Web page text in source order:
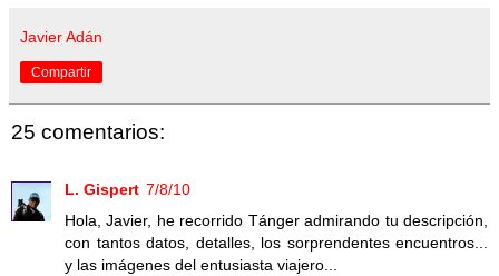
Javier Adán
Compartir
25 comentarios:
L. Gispert 7/8/10
Hola, Javier, he recorrido Tánger admirando tu descripción,
con tantos datos, detalles, los sorprendentes encuentros...
y las imágenes del entusiasta viajero...